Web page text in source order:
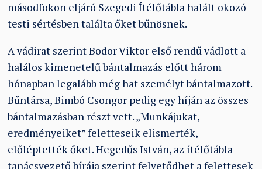
másodfokon eljáró Szegedi Ítélőtábla halált okozó
testi sértésben találta őket bűnösnek.
A vádirat szerint Bodor Viktor első rendű vádlott a
halálos kimenetelű bántalmazás előtt három
hónapban legalább még hat személyt bántalmazott.
Bűntársa, Bimbó Csongor pedig egy híján az összes
bántalmazásban részt vett. „Munkájukat,
eredményeiket” feletteseik elismerték,
előléptették őket. Hegedűs István, az ítélőtábla
tanácsvezető bírája szerint felvetődhet a felettesek